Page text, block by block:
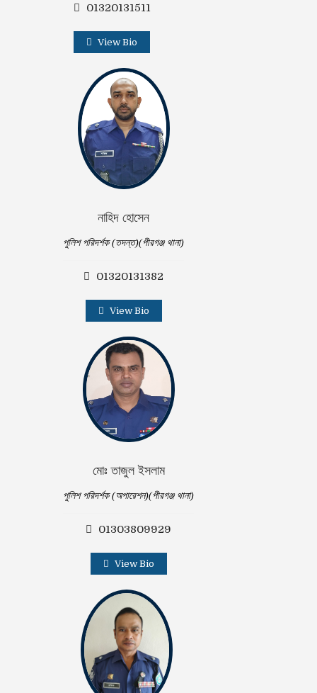
01320131511
View Bio
নাহিদ হোসেন
পুলিশ পরিদর্শক (তদন্ত)(পীরগঞ্জ থানা)
01320131382
View Bio
মোঃ তাজুল ইসলাম
পুলিশ পরিদর্শক (অপারেশন)(পীরগঞ্জ থানা)
01303809929
View Bio